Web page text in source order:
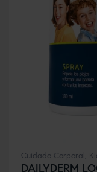
Cuidado Corporal,
DAILYDERM